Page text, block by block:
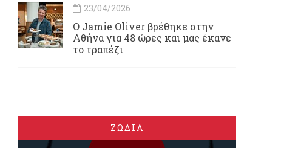
23/04/2026
Ο Jamie Oliver βρέθηκε στην
Αθήνα για 48 ώρες και μας έκανε
το τραπέζι
ΖΩΔΙΑ